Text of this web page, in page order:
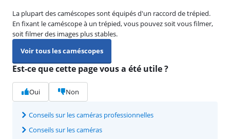
La plupart des caméscopes sont équipés d'un raccord de trépied.
En fixant le caméscope à un trépied, vous pouvez soit vous filmer,
soit filmer des images plus stables.
Voir tous les caméscopes
Est-ce que cette page vous a été utile ?
Oui Non
Conseils sur les caméras professionnelles
Conseils sur les caméras